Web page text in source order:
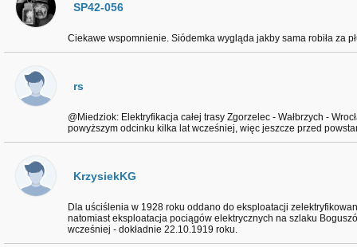
SP42-056
Ciekawe wspomnienie. Siódemka wygląda jakby sama robiła za
rs
@Miedziok: Elektryfikacja całej trasy Zgorzelec - Wałbrzych -
powyższym odcinku kilka lat wcześniej, więc jeszcze przed
KrzysiekKG
Dla uściślenia w 1928 roku oddano do eksploatacji
natomiast eksploatacja pociągów elektrycznych na szlaku
wcześniej - dokładnie 22.10.1919 roku.